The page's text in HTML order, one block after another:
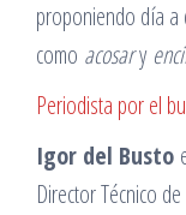
proponiendo día a
como acosary
Periodista por el
Igor del Busto
Director Técnico